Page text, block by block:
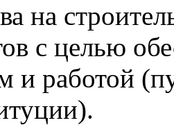
на
с целью
и работой